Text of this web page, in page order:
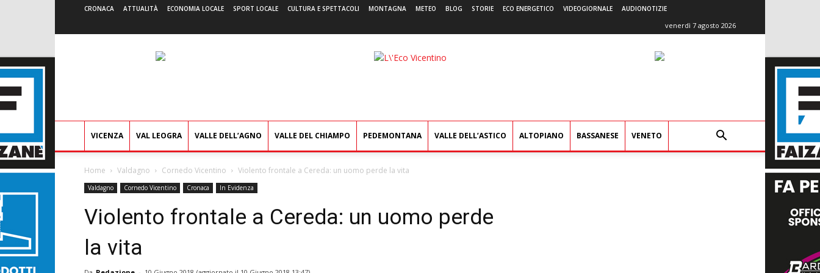
CRONACA ATTUALITÀ ECONOMIA LOCALE SPORT LOCALE CULTURA E SPETTACOLI MONTAGNA METEO BLOG STORIE ECO ENERGETICO VIDEOGIORNALE AUDIONOTIZIE
venerdì 7 agosto 2026
L'Eco
VICENZA VAL LEOGRA VALLE DELL’AGNO VALLE DEL CHIAMPO PEDEMONTANA VALLE DELL’ASTICO ALTOPIANO BASSANESE VENETO
Home Valdagno Cornedo Vicentino Violento frontale a Cereda: un uomo perde la vita
Valdagno Cornedo Vicentino Cronaca In Evidenza
Violento frontale a Cereda: un uomo perde
la vita